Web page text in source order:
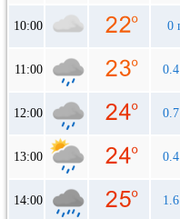
10:00 0
11:00
12:00
13:00
14:00